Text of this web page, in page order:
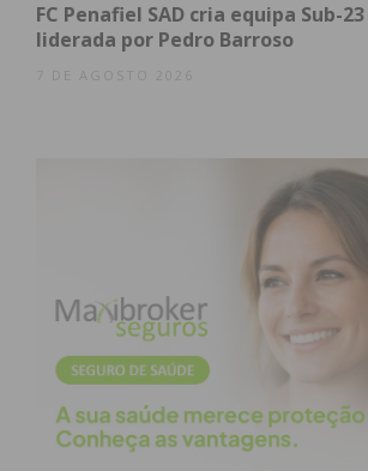
FC Penafiel SAD cria equipa Sub-
liderada por Pedro Barroso
7 DE AGOSTO 2026